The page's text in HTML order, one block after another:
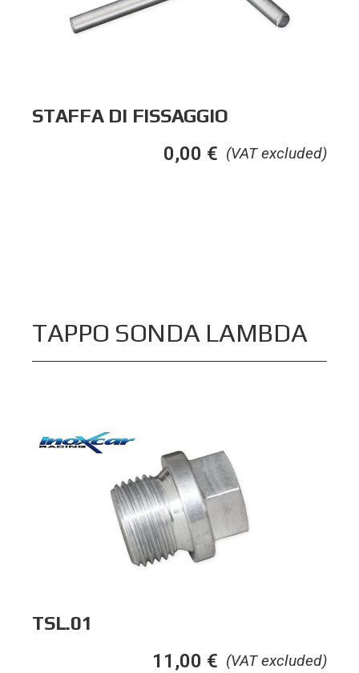
STAFFA DI FISSAGGIO
(VAT excluded)
0,00 €
TAPPO SONDA LAMBDA
TSL.01
(VAT excluded)
11,00 €